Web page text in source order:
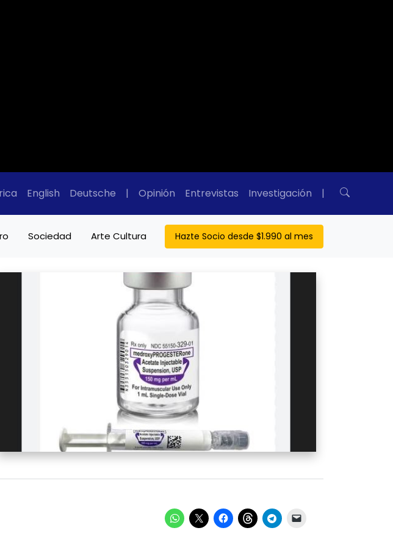
English Deutsche | Opinión Entrevistas Investigación |
Sociedad Arte Cultura Hazte Socio desde $1.990 al mes